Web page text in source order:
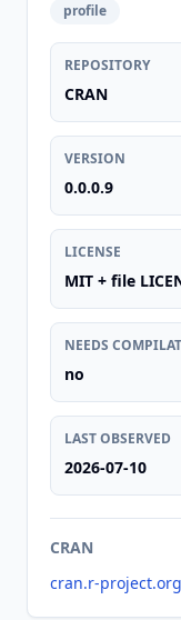
profile
REPOSITORY
CRAN
VERSION
0.0.0.9
LICENSE
MIT + file
NEEDS
no
LAST OBSERVED
2026-07-10
CRAN
cran.r-